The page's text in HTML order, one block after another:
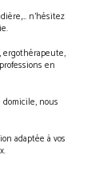
n’hésitez
ergothérapeute,
en
nous
adaptée à vos